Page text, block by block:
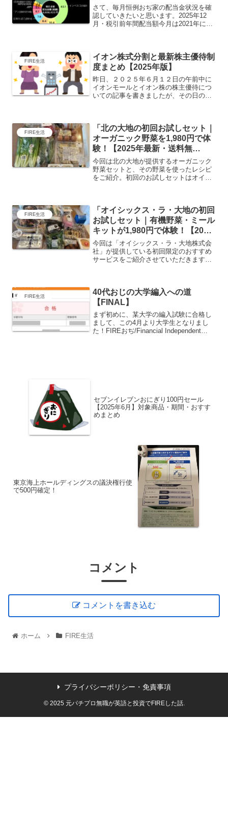
さて、毎月恒例おぢ家の配当金状況を確
認していきたいと思います。2025年12
月・税引前年間配当額今月は2021年に購
増の...
FIRE生活
イオン株式分割と最新株主優待制
度まとめ【2025年版】
昨日、２０２５年６月１２日の午前中に
イオンモールとイオン株の株主優待につ
いての記事を書きましたが、その日の夕
の株主を対象に、1...
FIRE生活
「北の大地の初回お試しセット｜
オーガニック野菜を1,980円で体
験！【2025年最新・送料無
料】」
今回は北の大地が提供するオーガニック
野菜セットと、その野菜を使ったレシピ
をご紹介。初回のお試しセットはオイシ
いサービスです！オイ...
FIRE生活
「オイシックス・ラ・大地の初回
お試しセット｜有機野菜・ミール
キットが1,980円で体験！【2025
年最新・送料無料】」
今回は「オイシックス・ラ・大地株式会
社」が提供している初回限定のおすすめ
サービスをご紹介させていただきます。
の初回セットを頼んでみた...
FIRE生活
40代おじの大学編入への道
【FINAL】
まず初めに、某大学の編入試験に合格し
まして、この4月より大学生となりまし
た！FIREおぢ/Financial Independent
セブンイレブンおにぎり100円セール
【2025年6月】対象商品・期間・おすす
めまとめ
東京海上ホールディングスの議決権行使
で500円確定！
コメント
コメントを書き込む
ホーム FIRE生活
プライバシーポリシー・免責事項
© 2025 元パチプロ無職が英語と投資でFIREした話.